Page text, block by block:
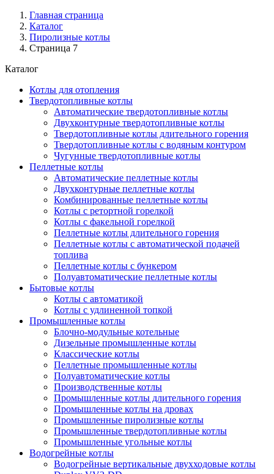
Главная страница
Каталог
Пиролизные котлы
Страница 7
Каталог
Котлы для отопления
Твердотопливные котлы
Автоматические твердотопливные котлы
Двухконтурные твердотопливные котлы
Твердотопливные котлы длительного горения
Твердотопливные котлы с водяным контуром
Чугунные твердотопливные котлы
Пеллетные котлы
Автоматические пеллетные котлы
Двухконтурные пеллетные котлы
Комбинированные пеллетные котлы
Котлы с ретортной горелкой
Котлы с факельной горелкой
Пеллетные котлы длительного горения
Пеллетные котлы с автоматической подачей
топлива
Пеллетные котлы с бункером
Полуавтоматические пеллетные котлы
Бытовые котлы
Котлы с автоматикой
Котлы с удлиненной топкой
Промышленные котлы
Блочно-модульные котельные
Дизельные промышленные котлы
Классические котлы
Пеллетные промышленные котлы
Полуавтоматические котлы
Производственные котлы
Промышленные котлы длительного горения
Промышленные котлы на дровах
Промышленные пиролизные котлы
Промышленные твердотопливные котлы
Промышленные угольные котлы
Водогрейные котлы
Водогрейные вертикальные двухходовые котлы